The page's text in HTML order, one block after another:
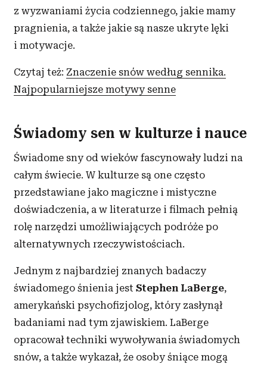
z wyzwaniami życia codziennego, jakie mamy
pragnienia, a także jakie są nasze ukryte lęki
i motywacje.
Czytaj też: Znaczenie snów według sennika.
Najpopularniejsze motywy senne
Świadomy sen w kulturze i nauce
Świadome sny od wieków fascynowały ludzi na
całym świecie. W kulturze są one często
przedstawiane jako magiczne i mistyczne
doświadczenia, a w literaturze i filmach pełnią
rolę narzędzi umożliwiających podróże po
alternatywnych rzeczywistościach.
Jednym z najbardziej znanych badaczy
świadomego śnienia jest Stephen LaBerge,
amerykański psychofizjolog, który zasłynął
badaniami nad tym zjawiskiem. LaBerge
opracował techniki wywoływania świadomych
snów, a także wykazał, że osoby śniące mogą